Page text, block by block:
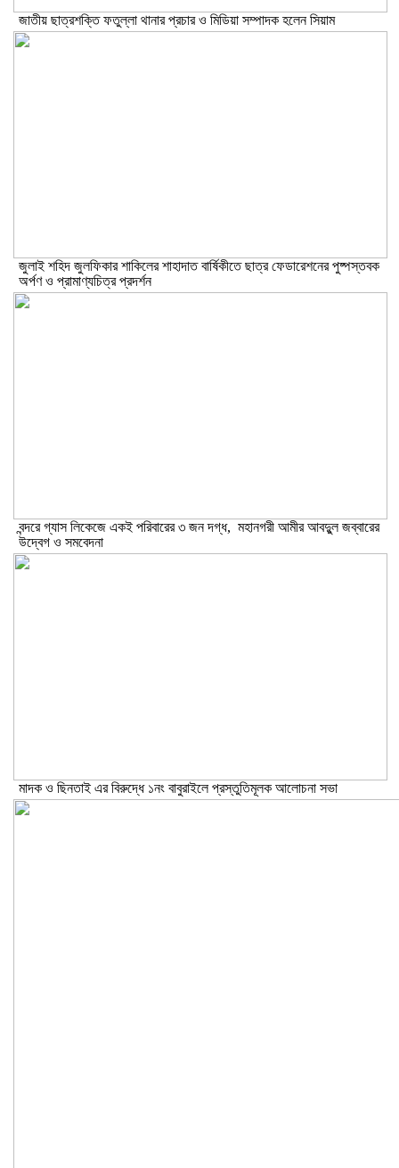
জাতীয় ছাত্রশক্তি ফতুল্লা থানার প্রচার ও মিডিয়া সম্পাদক হলেন সিয়াম
​জুলাই শহিদ জুলফিকার শাকিলের শাহাদাত বার্ষিকীতে ছাত্র ফেডারেশনের পুষ্পস্তবক
অর্পণ ও প্রামাণ্যচিত্র প্রদর্শন
বন্দরে গ্যাস লিকেজে একই পরিবারের ৩ জন দগ্ধ, মহানগরী আমীর আবদুুল জব্বারের
উদ্বেগ ও সমবেদনা
মাদক ও ছিনতাই এর বিরুদ্ধে ১নং বাবুরাইলে প্রস্তুতিমূলক আলোচনা সভা